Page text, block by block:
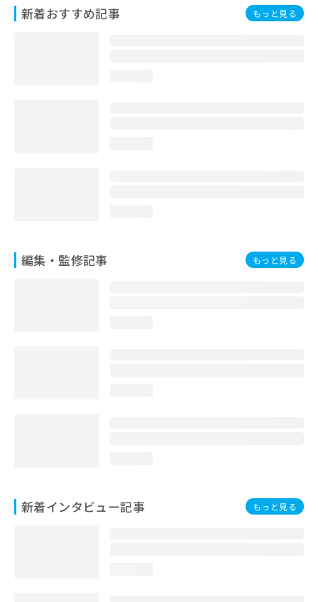
新着おすすめ記事 もっと見る
編集・監修記事 もっと見る
新着インタビュー記事 もっと見る
お
問